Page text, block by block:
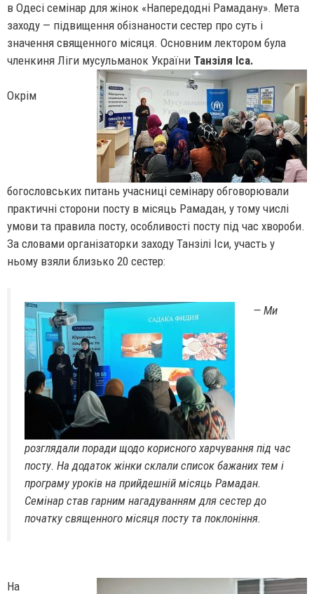
в Одесі семінар для жінок «Напередодні Рамадану». Мета
заходу — підвищення обізнаности сестер про суть і
значення священного місяця. Основним лектором була
членкиня Ліги мусульманок України Танзіля Іса.
Окрім
богословських питань учасниці семінару обговорювали
практичні сторони посту в місяць Рамадан, у тому числі
умови та правила посту, особливості посту під час хвороби.
За словами організаторки заходу Танзілі Іси, участь у
ньому взяли близько 20 сестер:
— Ми
розглядали поради щодо корисного харчування під час
посту. На додаток жінки склали список бажаних тем і
програму уроків на прийдешній місяць Рамадан.
Семінар став гарним нагадуванням для сестер до
початку священного місяця посту та поклоніння.
На